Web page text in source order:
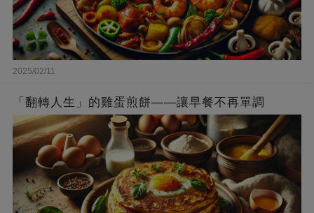
2025/02/11
「翻轉人生」的雞蛋煎餅——讓早餐不再單調